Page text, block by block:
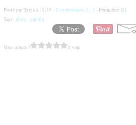
Posté par Tyxia à 17:35 - Commentaires […]- Permalien [#]
Tags: glace, nutella
Vous aimez ? 0 vote